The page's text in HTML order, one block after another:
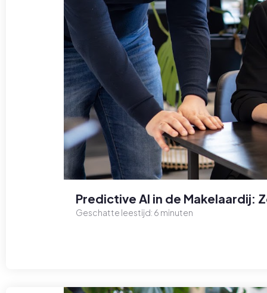
Predictive AI in de Makelaardij:
Geschatte leestijd: 6 minuten